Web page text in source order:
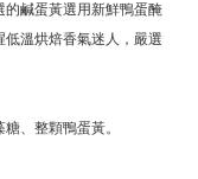
的鹹蛋黃選用新鮮鴨蛋醃
溫烘焙香氣迷人，嚴選
糖、整顆鴨蛋黃。